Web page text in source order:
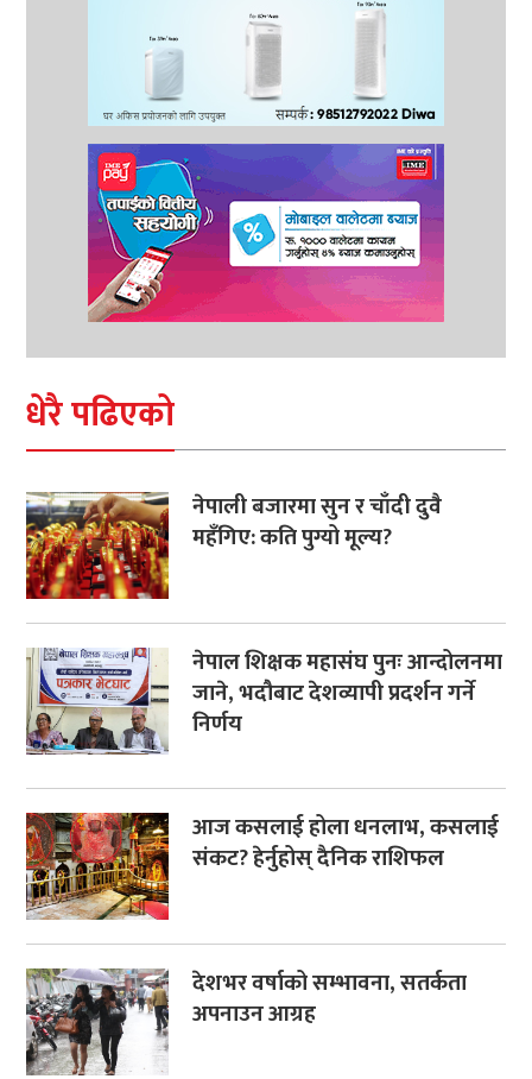
धेरै पढिएको
नेपाली बजारमा सुन र चाँदी दुवै
महँगिए: कति पुग्यो मूल्य?
नेपाल शिक्षक महासंघ पुनः आन्दोलनमा
जाने, भदौबाट देशव्यापी प्रदर्शन गर्ने
निर्णय
आज कसलाई होला धनलाभ, कसलाई
संकट? हेर्नुहोस् दैनिक राशिफल
देशभर वर्षाको सम्भावना, सतर्कता
अपनाउन आग्रह